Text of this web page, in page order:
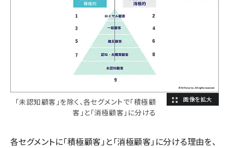
「未認知顧客」を除く、各セグメントで「積極顧
客」と「消極顧客」に分ける
各セグメントに「積極顧客」と「消極顧客」に分ける理由を、